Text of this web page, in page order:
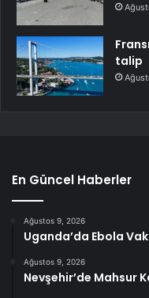
talip
En Güncel Haberler
Ağustos 9, 2026
Uganda’da Ebola
Ağustos 9, 2026
Nevşehir’de Mahsur